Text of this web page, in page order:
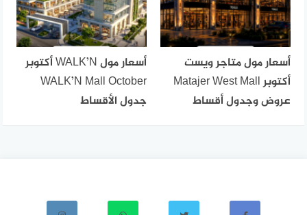
أسعار مول متاجر ويست
أكتوبر Matajer West Mall
عروض وجدول أقساط
أسعار مول WALK’N أكتوبر
WALK’N Mall October
جدول الأقساط